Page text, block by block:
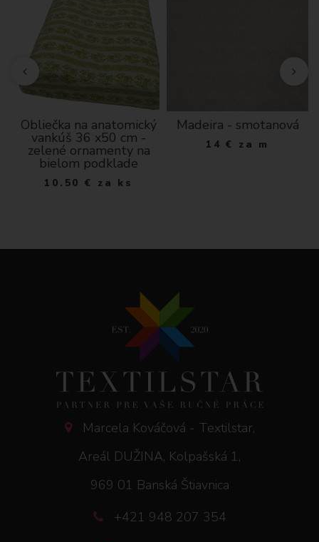
Obliečka na anatomický
vankúš 36 x50 cm -
zelené ornamenty na
bielom podklade
10.50 € za ks
Madeira - smotanová
14 € za m
Marcela Kováčová - Textilstar,
Areál DUŽINA, Kolpašská 1,
969 01 Banská Štiavnica
+421 948 207 354